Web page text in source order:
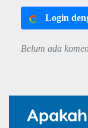
Login
Belum ada